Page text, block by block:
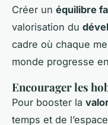
Créer un équilibre
valorisation du
cadre où chaque
monde progresse
Encourager les
Pour booster la
temps et de